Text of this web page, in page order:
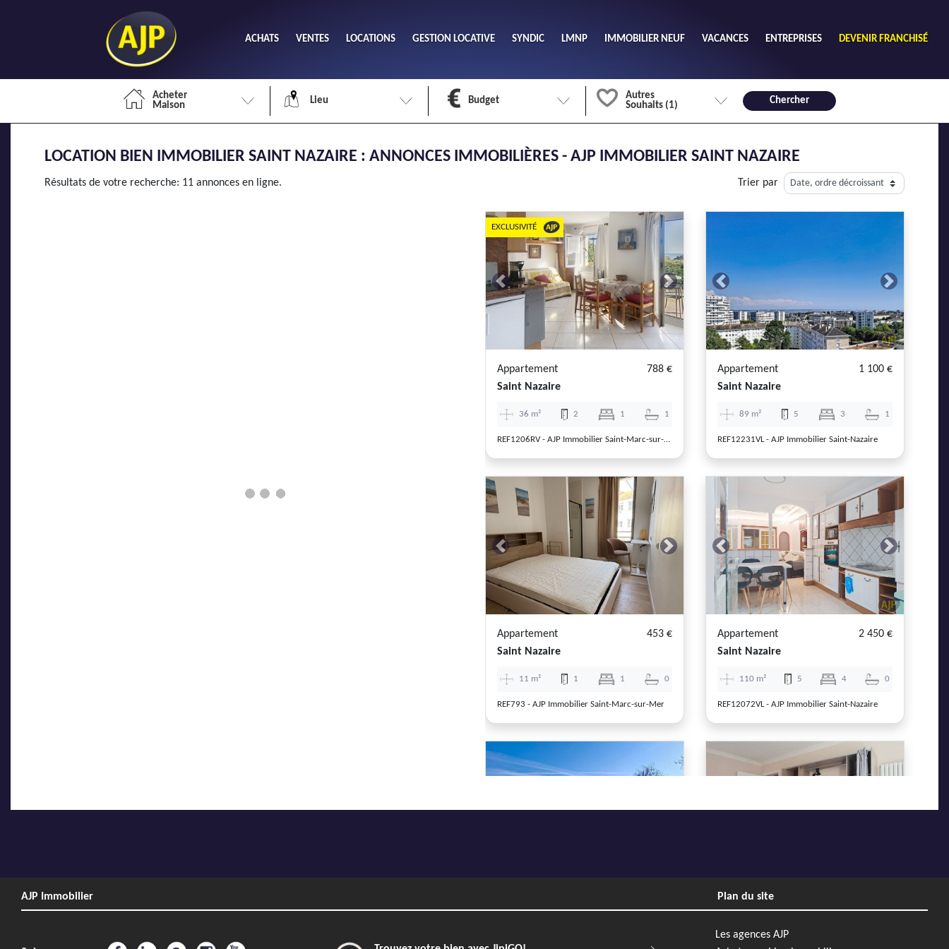
ACHATS VENTES LOCATIONS GESTION LOCATIVE SYNDIC LMNP IMMOBILIER NEUF VACANCES ENTREPRISES DEVENIR FRANCHISÉ
Acheter
Maison
Lieu Budget
min
Autres
Souhaits (1)
1
2 3
4 plus
Chercher
LOCATION BIEN IMMOBILIER SAINT NAZAIRE : ANNONCES IMMOBILIÈRES - AJP IMMOBILIER SAINT NAZAIRE
Résultats de votre recherche: 11 annonces en ligne. Trier par
Previous Next
EXCLUSIVITÉ
Appartement
788 €
Saint Nazaire
36 m² 2 1 1
REF1206RV - AJP Immobilier Saint-Marc-sur-Mer
Previous Next
Appartement
1 100 €
Saint Nazaire
89 m² 5 3 1
REF12231VL - AJP Immobilier Saint-Nazaire
Previous Next
Appartement
453 €
Saint Nazaire
11 m² 1 1 0
REF793 - AJP Immobilier Saint-Marc-sur-Mer
Previous Next
Appartement
2 450 €
Saint Nazaire
110 m² 5 4 0
REF12072VL - AJP Immobilier Saint-Nazaire
87 m²
Appartement
AJP Immobilier Plan du site
Les agences AJP